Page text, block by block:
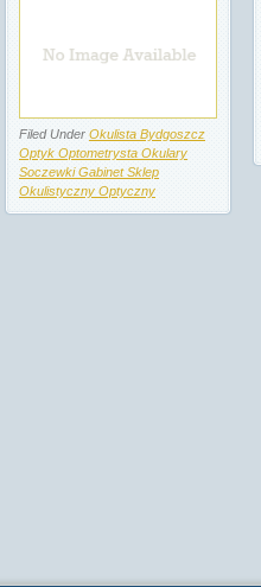
Filed Under Okulista Bydgoszcz
Optyk Optometrysta Okulary
Soczewki Gabinet Sklep
Okulistyczny Optyczny